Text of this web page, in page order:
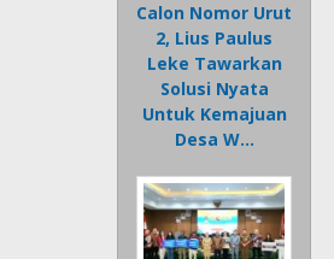
Calon Nomor Urut
2, Lius Paulus
Leke Tawarkan
Solusi Nyata
Untuk Kemajuan
Desa W…